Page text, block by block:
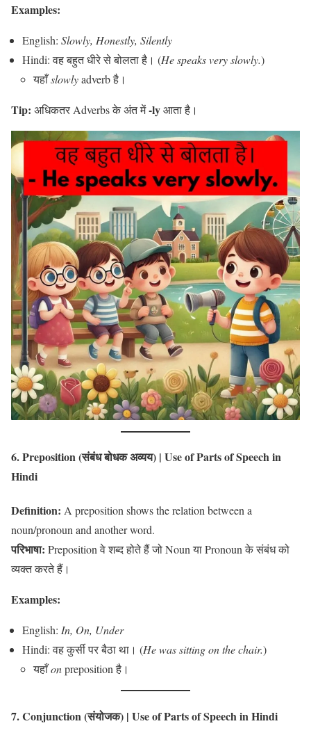
Examples:
English: Slowly, Honestly, Silently
Hindi: वह बहुत धीरे से बोलता है। (He speaks very slowly.)
यहाँslowlyadverb है।
Tip: अधिकतर Adverbs के अंत में-lyआता है।
6. Preposition (संबंध बोधक अव्यय) | Use of Parts of Speech in
Hindi
Definition: A preposition shows the relation between a
noun/pronoun and another word.
परिभाषा: Preposition वे शब्द होते हैं जो Noun या Pronoun के संबंध को
व्यक्त करते हैं।
Examples:
English: In, On, Under
Hindi: वह कुर्सी पर बैठा था। (He was sitting on the chair.)
यहाँonpreposition है।
7. Conjunction (संयोजक) | Use of Parts of Speech in Hindi